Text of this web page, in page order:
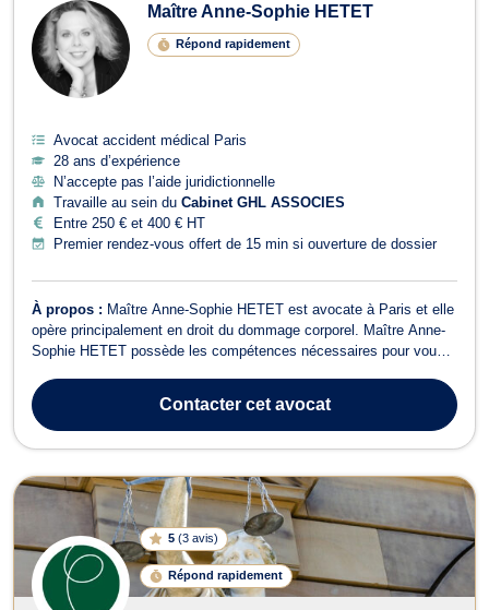
Maître Anne-Sophie HETET
Répond rapidement
Avocat accident médical Paris
28 ans d’expérience
N’accepte pas l’aide juridictionnelle
Travaille au sein du Cabinet GHL ASSOCIES
Entre 250 € et 400 € HT
Premier rendez-vous offert de 15 min si ouverture de dossier
À propos : Maître Anne-Sophie HETET est avocate à Paris et elle
opère principalement en droit du dommage corporel. Maître Anne-
Sophie HETET possède les compétences nécessaires pour vous
Elle vous conseille si vous êtes victime d’une infraction ayant
porté atteinte à v...
Contactercet avocat
5 (3 avis)
Répond rapidement